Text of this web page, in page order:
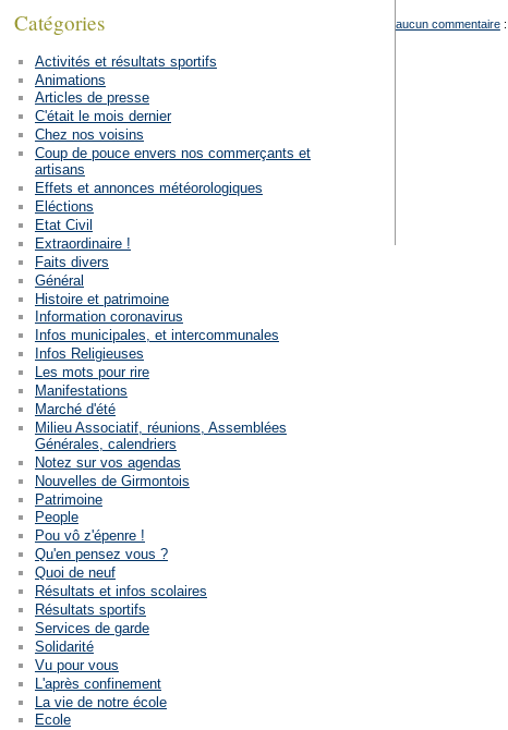
aucun commentaire ::
Catégories
Activités et résultats sportifs
Animations
Articles de presse
C'était le mois dernier
Chez nos voisins
Coup de pouce envers nos commerçants et
artisans
Effets et annonces météorologiques
Eléctions
Etat Civil
Extraordinaire !
Faits divers
Général
Histoire et patrimoine
Information coronavirus
Infos municipales, et intercommunales
Infos Religieuses
Les mots pour rire
Manifestations
Marché d'été
Milieu Associatif, réunions, Assemblées
Générales, calendriers
Notez sur vos agendas
Nouvelles de Girmontois
Patrimoine
People
Pou vô z'épenre !
Qu'en pensez vous ?
Quoi de neuf
Résultats et infos scolaires
Résultats sportifs
Services de garde
Solidarité
Vu pour vous
L'après confinement
La vie de notre école
Ecole